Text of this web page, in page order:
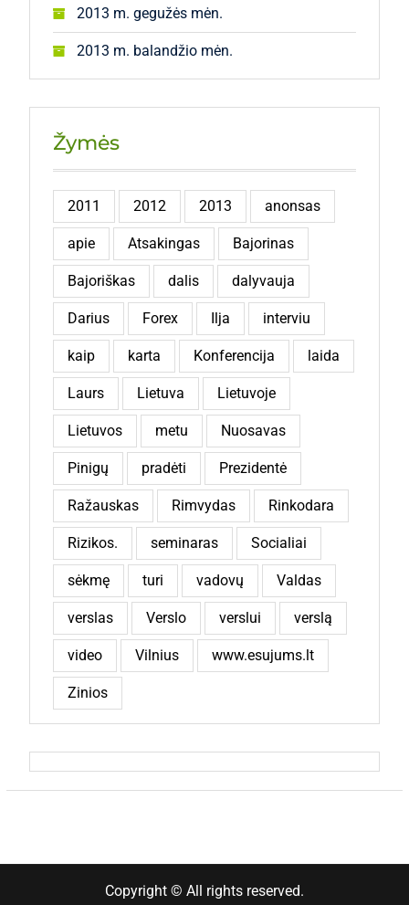
2013 m. gegužės mėn.
2013 m. balandžio mėn.
Žymės
2011 2012 2013 anonsas
apie Atsakingas Bajorinas
Bajoriškas dalis dalyvauja
Darius Forex Ilja interviu
kaip karta Konferencija laida
Laurs Lietuva Lietuvoje
Lietuvos metu Nuosavas
Pinigų pradėti Prezidentė
Ražauskas Rimvydas Rinkodara
Rizikos. seminaras Socialiai
sėkmę turi vadovų Valdas
verslas Verslo verslui verslą
video Vilnius www.esujums.lt
Zinios
Copyright © All rights reserved.